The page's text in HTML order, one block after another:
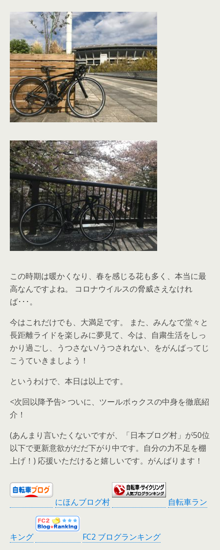
この時期は暖かくなり、春を感じる花も多く、本当に最
高なんですよね。 コロナウイルスの脅威さえなけれ
ば･･･。
今はこれだけでも、大満足です。 また、みんなで堂々と
長距離ライドを楽しみに夢見て、今は、自粛生活をしっ
かり過ごし、うつさない/うつされない、をがんばってじ
こうていきましよう！
というわけで、本日は以上です。
<次回以降予告> ついに、ツールボゥクスの中身を徹底紹
介！
(あんまり言いたくないですが、「日本ブログ村」が50位
以下で更新意欲がだだ下がり中です。自分の力不足を棚
上げ！) 応援いただけると嬉しいです。がんばります！
にほんブログ村 自転車ラン
キング FC2 ブログランキング